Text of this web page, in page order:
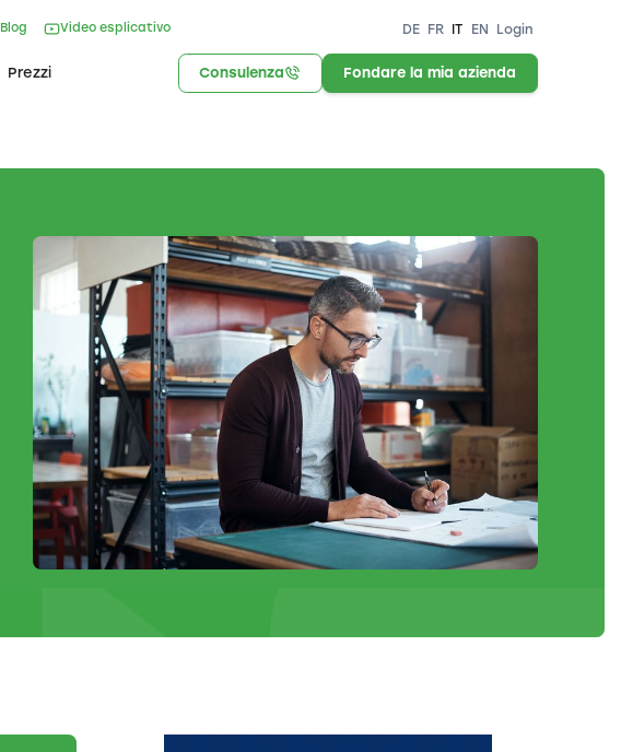
Blog Video esplicativo DE FR IT EN Login
Prezzi Consulenza Fondare la mia azienda